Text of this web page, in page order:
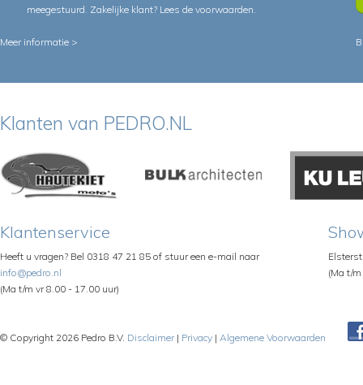
meegestuurd. Zakelijke klant? Lees de voorwaarden.
Meer informatie >
Klanten van PEDRO.NL
Klantenservice
Heeft u vragen? Bel 0318 47 21 85 of stuur een e-mail naar
info@pedro.nl
(Ma t/m vr 8.00 - 17.00 uur)
(Ma t/
© Copyright 2026 Pedro B.V. Disclaimer| Privacy | Algemene Voorwaarden